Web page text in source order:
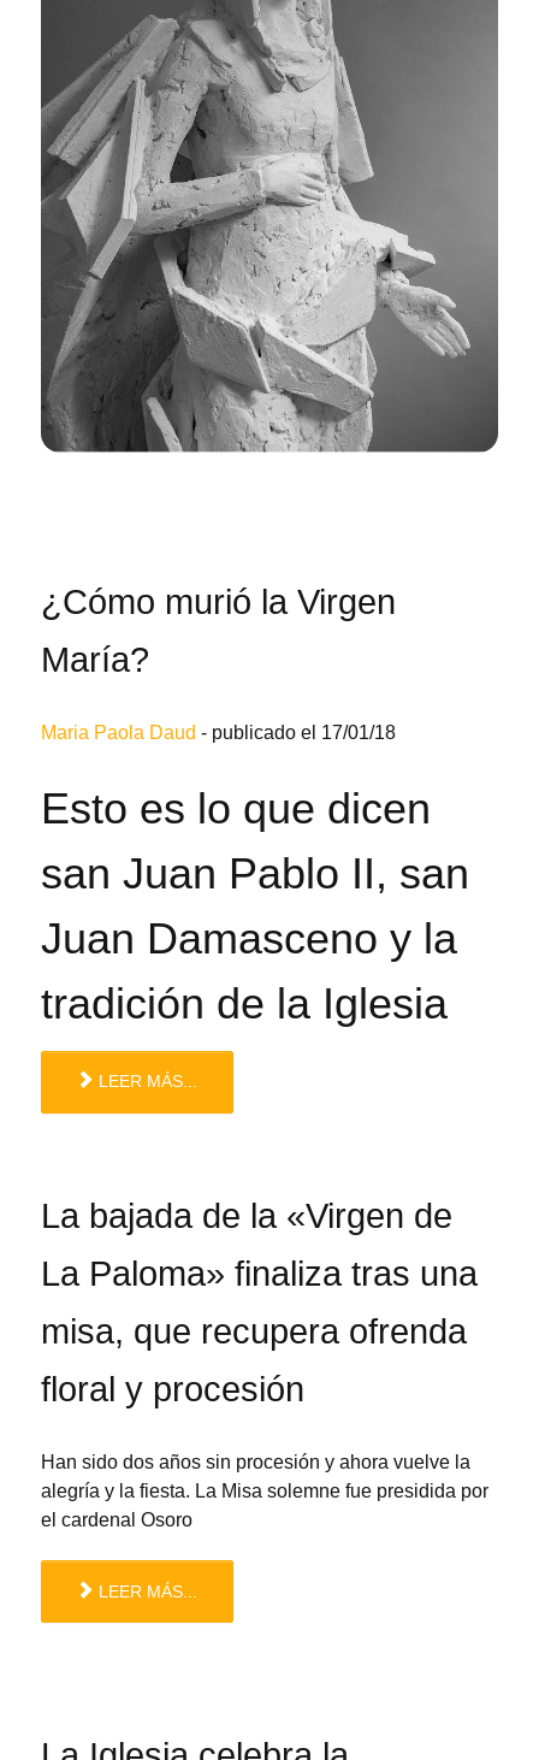
¿Cómo murió la Virgen
María?
Maria Paola Daud - publicado el 17/01/18
Esto es lo que dicen
san Juan Pablo II, san
Juan Damasceno y la
tradición de la Iglesia
LEER MÁS...
La bajada de la «Virgen de
La Paloma» finaliza tras una
misa, que recupera ofrenda
floral y procesión
Han sido dos años sin procesión y ahora vuelve la
alegría y la fiesta. La Misa solemne fue presidida por
el cardenal Osoro
LEER MÁS...